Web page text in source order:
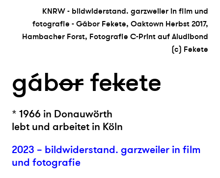
KNRW - bildwiderstand. garzweiler in film und
fotografie - Gábor Fekete, Oaktown Herbst 2017,
Hambacher Forst, Fotografie C-Print auf Aludibond
(c) Fekete
gábor fekete
* 1966 in Donauwörth
lebt und arbeitet in Köln
2023 – bildwiderstand. garzweiler in film
und fotografie